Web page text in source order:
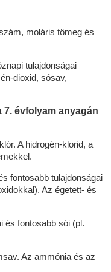
moláris tömeg és
tulajdonságai
dioxid, sósav,
7. évfolyam anyagán
A hidrogén-klorid, a
fontosabb tulajdonságai
Az égetett- és
és fontosabb sói (pl.
Az ammónia és az